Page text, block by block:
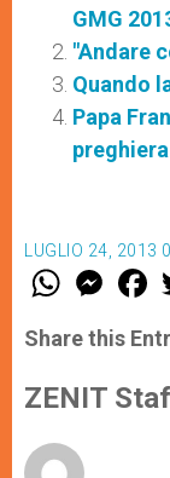
GMG
"Andare
Quando
Papa
LUGLIO 24, 2013
W
t
s
p
p
M
e
s
e
g
e
F
a
e
b
o
k
Share this
ZENIT